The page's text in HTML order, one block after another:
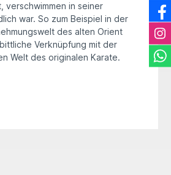
verschwimmen in seiner
war. So zum Beispiel in der
des alten Orient
Verknüpfung mit der
Welt des originalen Karate.